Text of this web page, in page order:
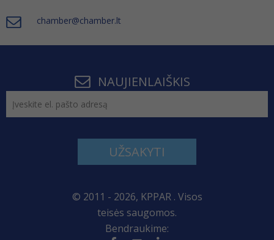
chamber@chamber.lt
NAUJIENLAIŠKIS
UŽSAKYTI
© 2011 - 2026, KPPAR . Visos
teisės saugomos.
Bendraukime: